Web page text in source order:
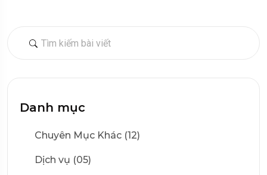
Danh mục
Chuyên Mục Khác (12)
Dịch vụ (05)